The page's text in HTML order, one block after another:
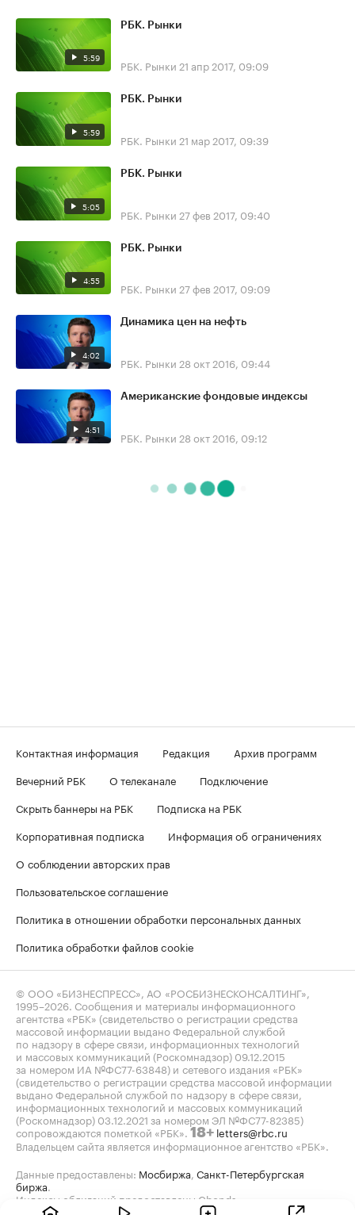
5:59
РБК. Рынки
РБК. Рынки 21 апр 2017, 09:09
5:59
РБК. Рынки
РБК. Рынки 21 мар 2017, 09:39
5:05
РБК. Рынки
РБК. Рынки 27 фев 2017, 09:40
4:55
РБК. Рынки
РБК. Рынки 27 фев 2017, 09:09
4:02
Динамика цен на нефть
РБК. Рынки 28 окт 2016, 09:44
4:51
Американские фондовые индексы
РБК. Рынки 28 окт 2016, 09:12
Контактная информация Редакция
Архив программ
Вечерний РБК
О телеканале
Подключение
Скрыть баннеры на РБК
Подписка на РБК
Корпоративная подписка
Информация об ограничениях
О соблюдении авторских прав
Пользовательское соглашение
Политика в отношении обработки персональных данных
Политика обработки файлов cookie
© ООО «БИЗНЕСПРЕСС», АО «РОСБИЗНЕСКОНСАЛТИНГ»,
1995–2026 . Сообщения и материалы информационного
агентства «РБК» (свидетельство о регистрации средства
массовой информации выдано Федеральной службой
по надзору в сфере связи, информационных технологий
и массовых коммуникаций (Роскомнадзор) 09.12.2015
за номером ИА №ФС77-63848) и сетевого издания «РБК»
(свидетельство о регистрации средства массовой информации
выдано Федеральной службой по надзору в сфере связи,
информационных технологий и массовых коммуникаций
(Роскомнадзор) 03.12.2021 за номером ЭЛ №ФС77-82385)
сопровождаются пометкой «РБК». 18+ letters@rbc.ru
Владельцем сайта является информационное агентство «РБК».
Данные предоставлены: Мосбиржа Санкт-Петербургская
биржа
Индексы облигаций предоставлены Cbonds.